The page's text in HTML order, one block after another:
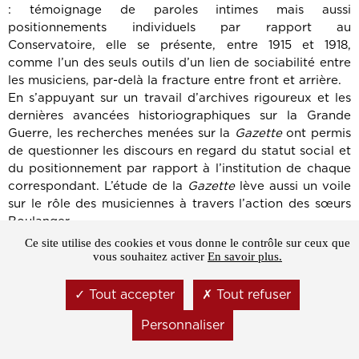
: témoignage de paroles intimes mais aussi
positionnements individuels par rapport au
Conservatoire, elle se présente, entre 1915 et 1918,
comme l’un des seuls outils d’un lien de sociabilité entre
les musiciens, par-delà la fracture entre front et arrière.
En s’appuyant sur un travail d’archives rigoureux et les
dernières avancées historiographiques sur la Grande
Guerre, les recherches menées sur la Gazetteont permis
de questionner les discours en regard du statut social et
du positionnement par rapport à l’institution de chaque
correspondant. L’étude de la Gazettelève aussi un voile
sur le rôle des musiciennes à travers l’action des sœurs
Boulanger.
Peu étudiée dans le milieu musical, la place et la
mobilisation des femmes représentent un aspect
rapport à l’institution, à leurs camarades masculins, les
stratégies pour « se rendre utiles » ont pu être mises à
jour grâce aux archives personnelles de Nadia et Lili
Ce site utilise des cookies et vous donne le contrôle sur ceux que
vous souhaitez activer En savoir plus.
Tout accepter Tout refuser
Personnaliser